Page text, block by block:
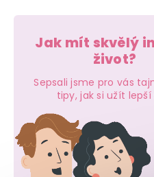
Jak mít skvělý
život?
Sepsali jsme pro vás
tipy, jak si užít lepší